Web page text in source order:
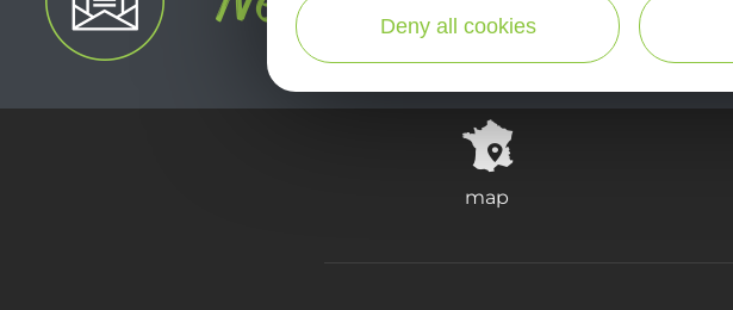
inspirer pour
map
Deny all cookies